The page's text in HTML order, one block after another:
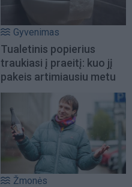
Gyvenimas
Tualetinis popierius
traukiasi į praeitį: kuo jį
pakeis artimiausiu metu
Žmonės